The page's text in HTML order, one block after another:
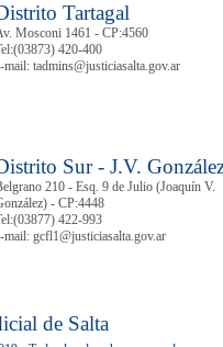
Tartagal
Mosconi 1461 - CP:4560
(03873) 420-400
mail: tadmins@justiciasalta.gov.ar
Sur - J.V.
210 - Esq. 9 de Julio (Joaquín V.
- CP:4448
(03877) 422-993
mail: gcfl1@justiciasalta.gov.ar
de Salta